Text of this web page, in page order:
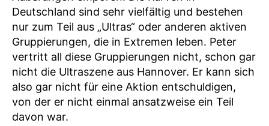
Deutschland sind sehr vielfältig und bestehen
nur zum Teil aus „Ultras“ oder anderen aktiven
Gruppierungen, die in Extremen leben. Peter
vertritt all diese Gruppierungen nicht, schon gar
nicht die Ultraszene aus Hannover. Er kann sich
also gar nicht für eine Aktion entschuldigen,
von der er nicht einmal ansatzweise ein Teil
davon war.